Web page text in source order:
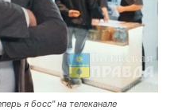
я босс" на телеканале